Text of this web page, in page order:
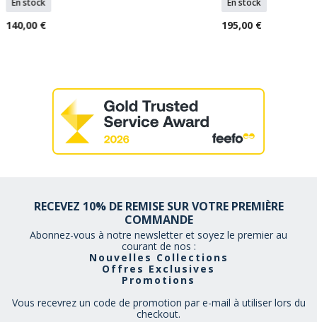
En stock
140,00 €
En stock
195,00 €
RECEVEZ 10% DE REMISE SUR VOTRE PREMIÈRE
COMMANDE
Abonnez-vous à notre newsletter et soyez le premier au
courant de nos :
Nouvelles Collections
Offres Exclusives
Promotions
Vous recevrez un code de promotion par e-mail à utiliser lors du
checkout.